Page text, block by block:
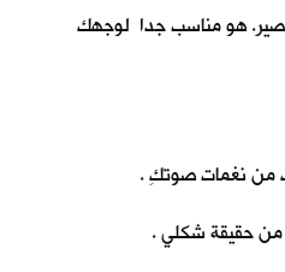
هو مناسب جدا لوجهك
من نغمات صوتكِ .
من حقيقة شكلي .